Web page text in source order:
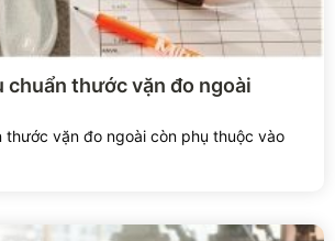
chuẩn thước vặn đo ngoài
thước vặn đo ngoài còn phụ thuộc vào